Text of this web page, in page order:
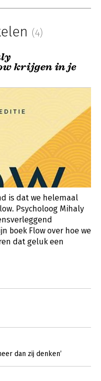
(4)
krijgen in je
is dat we helemaal
Psycholoog Mihaly
boek Flow over hoe we
dat geluk een
dan zij denken’